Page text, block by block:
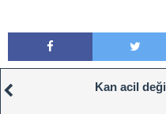
Kan acil